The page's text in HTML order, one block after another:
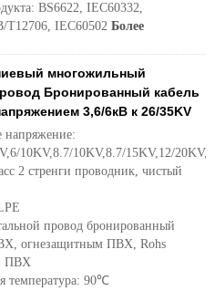
BS6622, IEC60332,
T12706, IEC60502 Более
многожильный
Бронированный кабель
3,6/6кВ к 26/35KV
напряжение:
10KV,8.7/10KV,8.7/15KV,12/
2 стренги проводник, чистый
провод бронированный
огнезащитным ПВХ, Rohs
ПВХ
температура: 90℃